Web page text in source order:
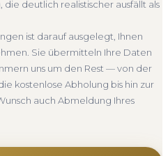
deutlich realistischer ausfällt als
ist darauf ausgelegt, Ihnen
Sie übermitteln Ihre Daten
uns um den Rest — von der
kostenlose Abholung bis hin zur
auch Abmeldung Ihres